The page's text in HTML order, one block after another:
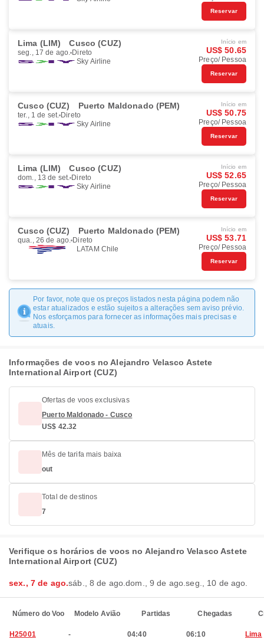
Reservar
Lima (LIM) Cusco (CUZ)
seg., 17 de ago. Direto
Sky Airline
Início em
US$ 50.65
Preço/ Pessoa
Reservar
Cusco (CUZ) Puerto Maldonado (PEM)
ter., 1 de set. Direto
Sky Airline
Início em
US$ 50.75
Preço/ Pessoa
Reservar
Lima (LIM) Cusco (CUZ)
dom., 13 de set. Direto
Sky Airline
Início em
US$ 52.65
Preço/ Pessoa
Reservar
Cusco (CUZ) Puerto Maldonado (PEM)
qua., 26 de ago. Direto
LATAM Chile
Início em
US$ 53.71
Preço/ Pessoa
Reservar
Por favor, note que os preços listados nesta página podem não
estar atualizados e estão sujeitos a alterações sem aviso prévio.
Nos esforçamos para fornecer as informações mais precisas e
atuais.
Informações de voos no Alejandro Velasco Astete
International Airport (CUZ)
Ofertas de voos exclusivas
Puerto Maldonado - Cusco
US$ 42.32
Mês de tarifa mais baixa
out
Total de destinos
7
Verifique os horários de voos no Alejandro Velasco Astete
International Airport (CUZ)
sex., 7 de ago.sáb., 8 de ago.dom., 9 de ago.seg., 10 de ago.
Número do Voo Modelo Avião Partidas Chegadas
H25001 - 04:40 06:10 Lima